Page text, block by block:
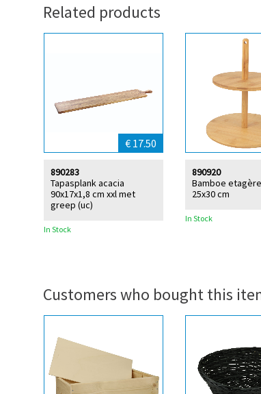
Related products
€ 17.50
Tapasplank acacia
90x17x1,8 cm xxl met
greep (uc)
890283
In Stock
Bamboe
25x30 cm
890920
In Stock
Customers who bought this